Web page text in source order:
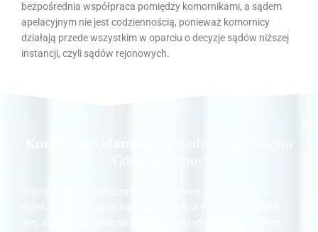
bezpośrednia współpraca pomiędzy komornikami, a sądem
apelacyjnym nie jest codziennością, ponieważ komornicy
działają przede wszystkim w oparciu o decyzje sądów niższej
instancji, czyli sądów rejonowych.
Komornik Gdańsk